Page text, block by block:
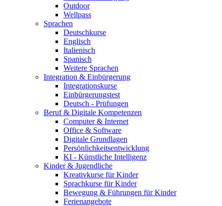
Outdoor
Wellpass
Sprachen
Deutschkurse
Englisch
Italienisch
Spanisch
Weitere Sprachen
Integration & Einbürgerung
Integrationskurse
Einbürgerungstest
Deutsch - Prüfungen
Beruf & Digitale Kompetenzen
Computer & Internet
Office & Software
Digitale Grundlagen
Persönlichkeitsentwicklung
KI - Künstliche Intelligenz
Kinder & Jugendliche
Kreativkurse für Kinder
Sprachkurse für Kinder
Bewegung & Führungen für Kinder
Ferienangebote